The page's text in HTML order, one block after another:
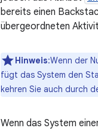
bereits einen
übergeordneten
Hinweis:Wenn der
fügt das System den
kehren Sie auch durch
Wenn das System